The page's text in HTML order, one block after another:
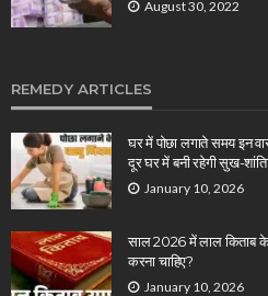
August 30, 2022
REMEDY ARTICLES
घर में पोछा लगाते समय इन
दूर घर में बनी रहेगी सुख-
January 10, 2026
साल 2026 में लाल किताब के
करना चाहिए?
January 10, 2026